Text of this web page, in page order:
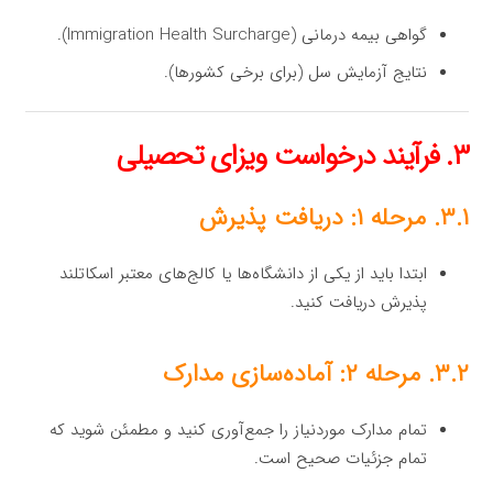
گواهی بیمه درمانی (Immigration Health Surcharge).
نتایج آزمایش سل (برای برخی کشورها).
۳. فرآیند درخواست ویزای تحصیلی
۳.۱. مرحله ۱: دریافت پذیرش
ابتدا باید از یکی از دانشگاه‌ها یا کالج‌های معتبر اسکاتلند
پذیرش دریافت کنید.
۳.۲. مرحله ۲: آماده‌سازی مدارک
تمام مدارک موردنیاز را جمع‌آوری کنید و مطمئن شوید که
تمام جزئیات صحیح است.